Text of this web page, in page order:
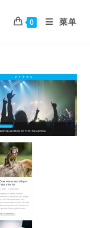
0 菜单